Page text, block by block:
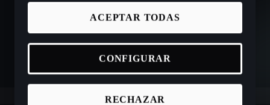
RECHAZAR
ACEPTAR TODAS
CONFIGURAR